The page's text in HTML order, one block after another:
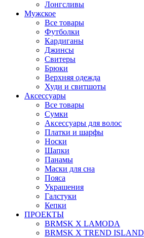
Лонгсливы
Мужское
Все товары
Футболки
Кардиганы
Джинсы
Свитеры
Брюки
Верхняя одежда
Худи и свитшоты
Аксессуары
Все товары
Сумки
Аксессуары для волос
Платки и шарфы
Носки
Шапки
Панамы
Маски для сна
Пояса
Украшения
Галстуки
Кепки
ПРОЕКТЫ
BRMSK X LAMODA
BRMSK X TREND ISLAND